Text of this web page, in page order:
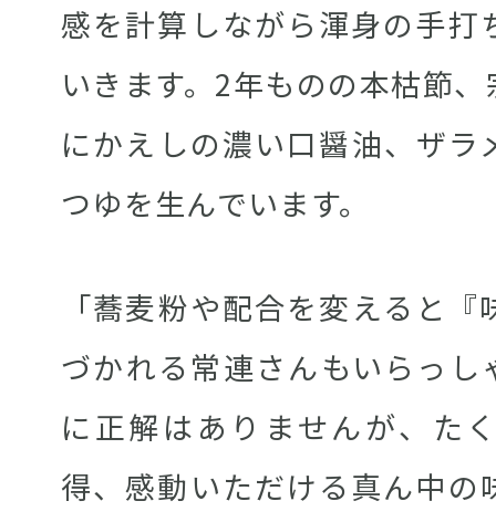
感を計算しながら渾身の手打
いきます。2年ものの本枯節
にかえしの濃い口醤油、ザラ
つゆを生んでいます。
「蕎麦粉や配合を変えると
づかれる常連さんもいらっし
に正解はありませんが、た
得、感動いただける真ん中の